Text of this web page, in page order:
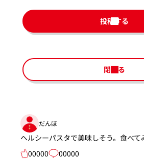
投稿する
閉じる
だんぼ
ヘルシーパスタで美味しそう。食べて
00000
00000